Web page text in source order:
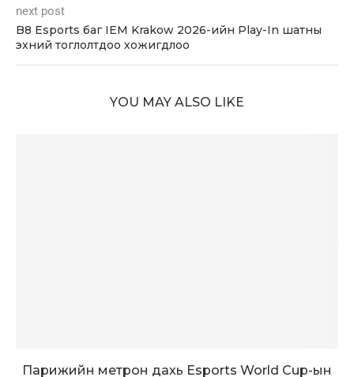
next post
B8 Esports баг IEM Krakow 2026-ийн Play-In шатны
эхний тоглолтдоо хожигдлоо
YOU MAY ALSO LIKE
Парижийн метрон дахь Esports World Cup-ын